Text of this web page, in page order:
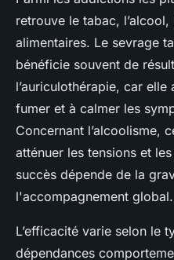
retrouve le tabac,
alimentaires. Le sevrage
bénéficie souvent de
l’auriculothérapie, car elle
fumer et à calmer les
Concernant l’alcoolisme,
atténuer les tensions et
succès dépende de la
l'accompagnement global.
L’efficacité varie selon le
dépendances